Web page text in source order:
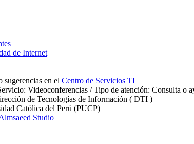
LIMAPOLIS 2016: La ciudad de las laderas - Parte
de Internet
sugerencias en el Centro de Servicios TI
Videoconferencias / Tipo de atención: Consulta o
de Tecnologías de Información ( DTI )
Católica del Perú (PUCP)
Studio